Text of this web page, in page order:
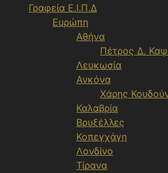
Γραφεία Ε.Ι.Π.Δ
Ευρώπη
Αθήνα
Πέτρος Δ.
Λευκωσία
Ανκόνα
Χάρης
Καλαβρία
Βρυξέλλες
Κοπεγχάγη
Λονδίνο
Τίρανα